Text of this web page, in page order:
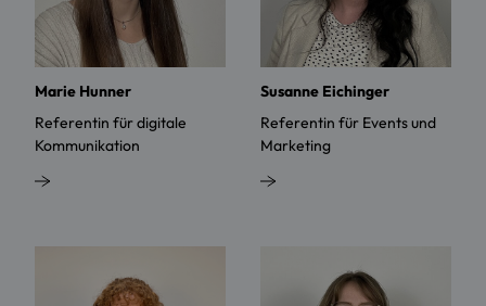
Marie Hunner
Referentin für digitale
Kommunikation
Susanne Eichinger
Referentin für Events und
Marketing